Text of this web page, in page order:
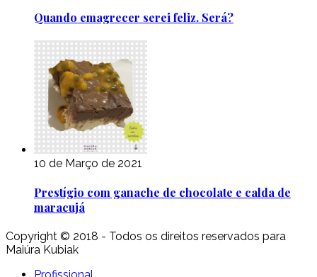
Quando emagrecer serei feliz. Será?
10 de Março de 2021
Prestígio com ganache de chocolate e calda de
maracujá
Copyright © 2018 - Todos os direitos reservados para
Maiúra Kubiak